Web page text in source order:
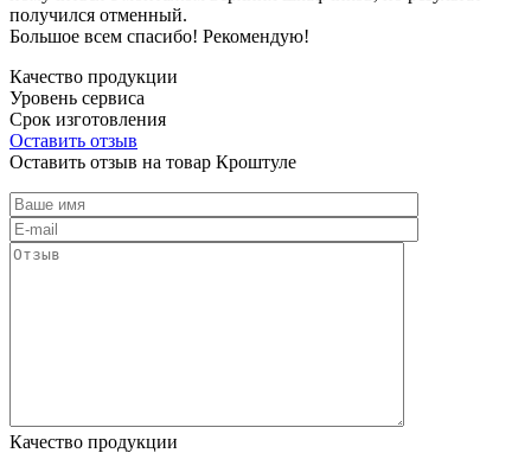
получился отменный.
Большое всем спасибо! Рекомендую!
Качество продукции
Уровень сервиса
Срок изготовления
Оставить отзыв
Оставить отзыв на товар Кроштуле
Качество продукции